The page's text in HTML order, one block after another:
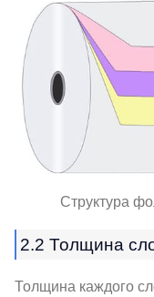
Структура
2.2 Толщина
Толщина каждого